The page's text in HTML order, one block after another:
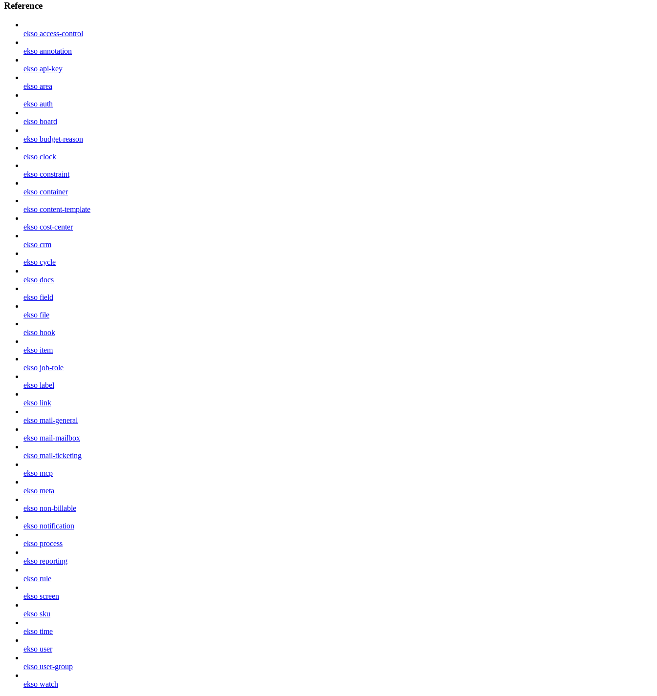
Reference
ekso access-control
ekso annotation
ekso api-key
ekso area
ekso auth
ekso board
ekso budget-reason
ekso clock
ekso constraint
ekso container
ekso content-template
ekso cost-center
ekso crm
ekso cycle
ekso docs
ekso field
ekso file
ekso hook
ekso item
ekso job-role
ekso label
ekso link
ekso mail-general
ekso mail-mailbox
ekso mail-ticketing
ekso mcp
ekso meta
ekso non-billable
ekso notification
ekso process
ekso reporting
ekso rule
ekso screen
ekso sku
ekso time
ekso user
ekso user-group
ekso watch